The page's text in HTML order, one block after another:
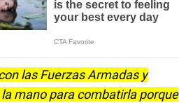
las Fuerzas Armadas y
mano para combatirla porque